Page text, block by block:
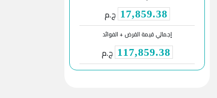
17,859.38 ج.م
إجمالي قيمة القرض + الفوائد
117,859.38 ج.م